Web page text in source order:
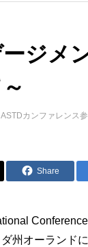
ジメ
ASTDカンファレンス
Share
州オーランド